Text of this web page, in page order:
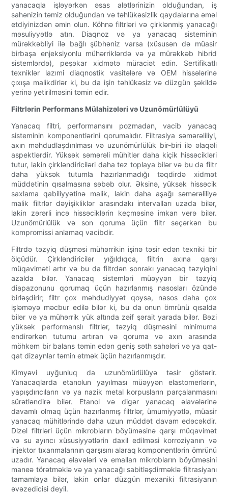
yanacaqla işləyərkən əsas alətlərinizin olduğundan, iş
sahənizin təmiz olduğundan və təhlükəsizlik qaydalarına əməl
etdiyinizdən əmin olun. Köhnə filtrləri və çirklənmiş yanacağı
məsuliyyətlə atın. Diaqnoz və ya yanacaq sisteminin
mürəkkəbliyi ilə bağlı şübhəniz varsa (xüsusən də müasir
birbaşa enjeksiyonlu mühərriklərdə və ya mürəkkəb hibrid
sistemlərdə), peşəkar xidmətə müraciət edin. Sertifikatlı
texniklər lazımi diaqnostik vasitələrə və OEM hissələrinə
çıxışa malikdirlər ki, bu da işin təhlükəsiz və düzgün şəkildə
yerinə yetirilməsini təmin edir.
Filtrlərin Performans Mülahizələri və Uzunömürlülüyü
Yanacaq filtri, performansını pozmadan, vacib yanacaq
sisteminin komponentlərini qorumalıdır. Filtrasiya səmərəliliyi,
axın məhdudlaşdırılması və uzunömürlülük bir-biri ilə əlaqəli
aspektlərdir. Yüksək səmərəli mühitlər daha kiçik hissəcikləri
tutur, lakin çirkləndiriciləri daha tez toplaya bilər və bu da filtr
daha yüksək tutumla hazırlanmadığı təqdirdə xidmət
müddətinin qısalmasına səbəb olur. Əksinə, yüksək hissəcik
saxlama qabiliyyətinə malik, lakin daha aşağı səmərəliliyə
malik filtrlər dəyişikliklər arasındakı intervalları uzada bilər,
lakin zərərli incə hissəciklərin keçməsinə imkan verə bilər.
Uzunömürlülük və son qoruma üçün filtr seçərkən bu
kompromissi anlamaq vacibdir.
Filtrdə təzyiq düşməsi mühərrikin işinə təsir edən texniki bir
ölçüdür. Çirkləndiricilər yığıldıqca, filtrin axına qarşı
müqaviməti artır və bu da filtrdən sonrakı yanacaq təzyiqini
azalda bilər. Yanacaq sistemləri müəyyən bir təzyiq
diapazonunu qorumaq üçün hazırlanmış nasosları özündə
birləşdirir; filtr çox məhdudiyyət qoysa, nasos daha çox
işləməyə məcbur edilə bilər ki, bu da onun ömrünü qısalda
bilər və ya mühərrik yük altında zəif şərait yarada bilər. Bəzi
yüksək performanslı filtrlər, təzyiq düşməsini minimuma
endirərkən tutumu artıran və qoruma və axın arasında
möhkəm bir balans təmin edən geniş səth sahələri və ya qat-
qat dizaynlar təmin etmək üçün hazırlanmışdır.
Kimyəvi uyğunluq da uzunömürlülüyə təsir göstərir.
Yanacaqlarda etanolun yayılması müəyyən elastomerlərin,
yapışdırıcıların və ya nazik metal korpusların parçalanmasını
sürətləndirə bilər. Etanol və digər yanacaq əlavələrinə
davamlı olmaq üçün hazırlanmış filtrlər, ümumiyyətlə, müasir
yanacaq mühitlərində daha uzun müddət davam edəcəkdir.
Dizel filtrləri üçün mikrobların böyüməsinə qarşı müqavimət
və su ayırıcı xüsusiyyətlərin daxil edilməsi korroziyanın və
injektor tıxanmalarının qarşısını alaraq komponentlərin ömrünü
uzadır. Yanacaq əlavələri və emalları mikrobların böyüməsini
maneə törətməklə və ya yanacağı sabitləşdirməklə filtrasiyanı
tamamlaya bilər, lakin onlar düzgün mexaniki filtrasiyanın
əvəzedicisi deyil.